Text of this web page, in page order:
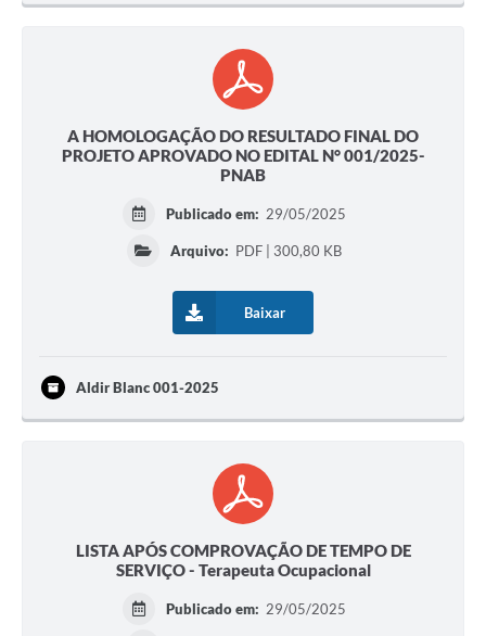
A HOMOLOGAÇÃO DO RESULTADO FINAL DO
PROJETO APROVADO NO EDITAL N° 001/2025-
PNAB
Publicado em: 29/05/2025
Arquivo: PDF | 300,80 KB
Baixar
Aldir Blanc 001-2025
LISTA APÓS COMPROVAÇÃO DE TEMPO DE
SERVIÇO - Terapeuta Ocupacional
Publicado em: 29/05/2025